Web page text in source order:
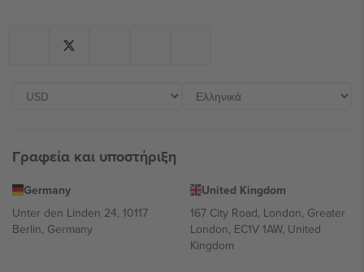
Γραφεία και υποστήριξη
Germany
Unter den Linden 24, 10117
Berlin, Germany
United Kingdom
167 City Road, London, Greater
London, EC1V 1AW, United
Kingdom